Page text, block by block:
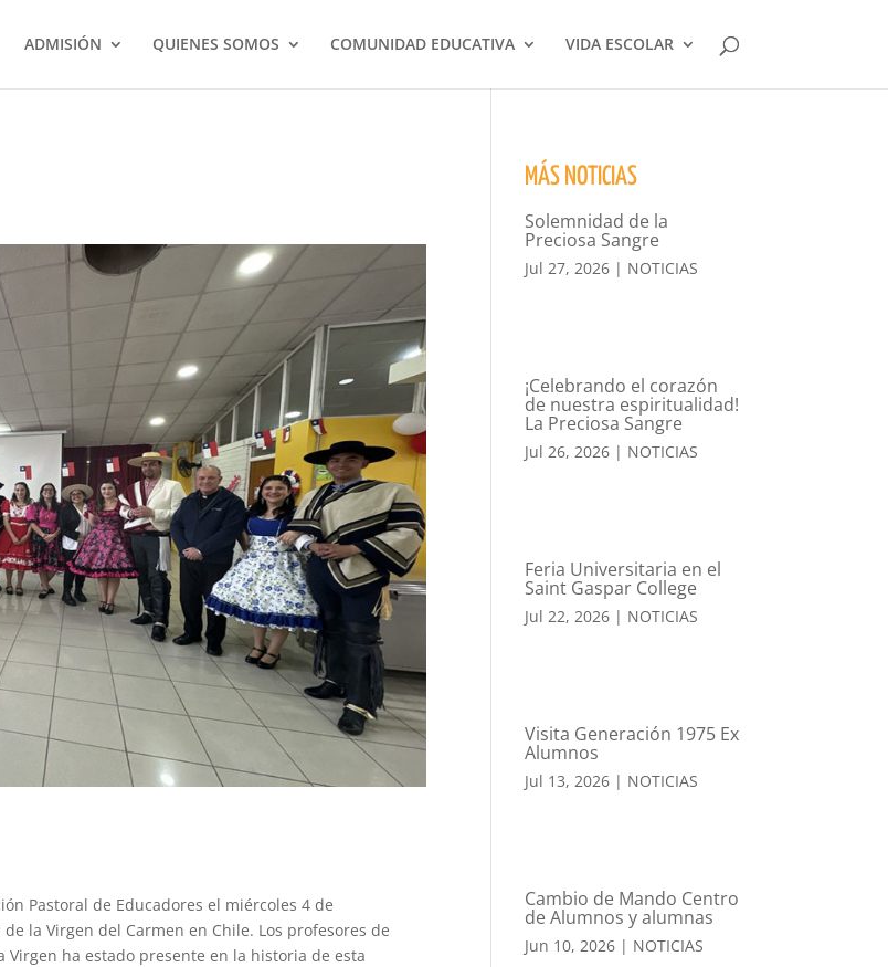
ADMISIÓN QUIENES SOMOS COMUNIDAD EDUCATIVA VIDA ESCOLAR
Pastoral de Educadores el miércoles 4 de
la Virgen del Carmen en Chile. Los profesores de
ha estado presente en la historia de esta
MÁS NOTICIAS
Solemnidad de la
Preciosa Sangre
Jul 27, 2026 | NOTICIAS
¡Celebrando el corazón
de nuestra espiritualidad!
La Preciosa Sangre
Jul 26, 2026 | NOTICIAS
Feria Universitaria en el
Saint Gaspar College
Jul 22, 2026 | NOTICIAS
Visita Generación 1975 Ex
Alumnos
Jul 13, 2026 | NOTICIAS
Cambio de Mando Centro
de Alumnos y alumnas
Jun 10, 2026 | NOTICIAS